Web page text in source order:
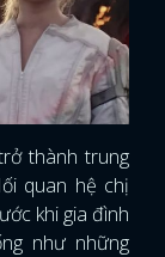
thành trung
quan hệ chị
khi gia đình
như những